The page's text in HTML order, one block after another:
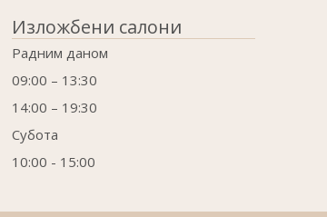
Изложбени салони
Радним даном
09:00 – 13:30
14:00 – 19:30
Субота
10:00 - 15:00